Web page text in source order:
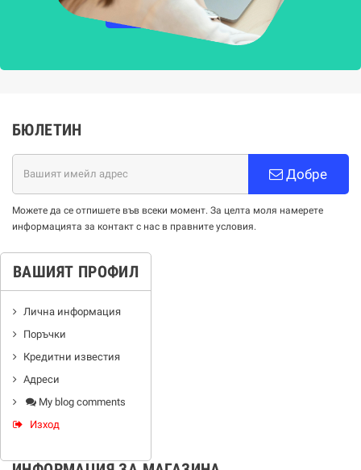
НАУЧЕТЕ ПОВЕЧЕ
БЮЛЕТИН
Добре
Можете да се отпишете във всеки момент. За целта моля намерете
информацията за контакт с нас в правните условия.
ВАШИЯТ ПРОФИЛ
Лична информация
Поръчки
Кредитни известия
Адреси
My blog comments
Изход